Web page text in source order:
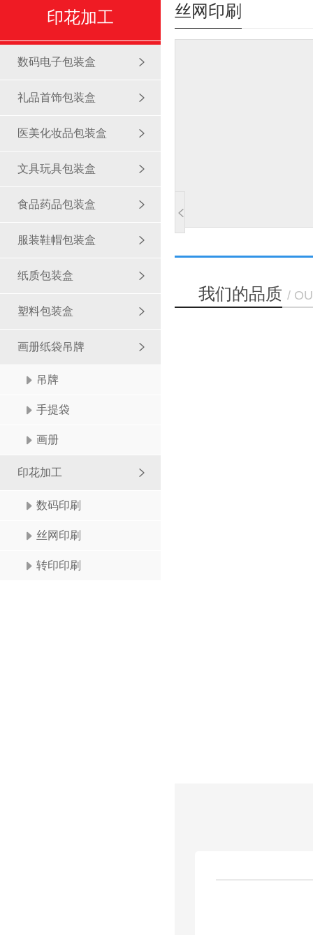
印花加工
数码电子包装盒
礼品首饰包装盒
医美化妆品包装盒
文具玩具包装盒
食品药品包装盒
服装鞋帽包装盒
纸质包装盒
塑料包装盒
画册纸袋吊牌
吊牌
手提袋
画册
印花加工
数码印刷
丝网印刷
转印印刷
丝网印刷
我们的品质 /